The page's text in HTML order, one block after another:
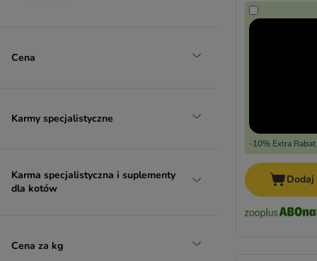
Cena
Karmy specjalistyczne
Karma specjalistyczna i suplementy
dla kotów
Cena za kg
-10% Extra
Dodaj